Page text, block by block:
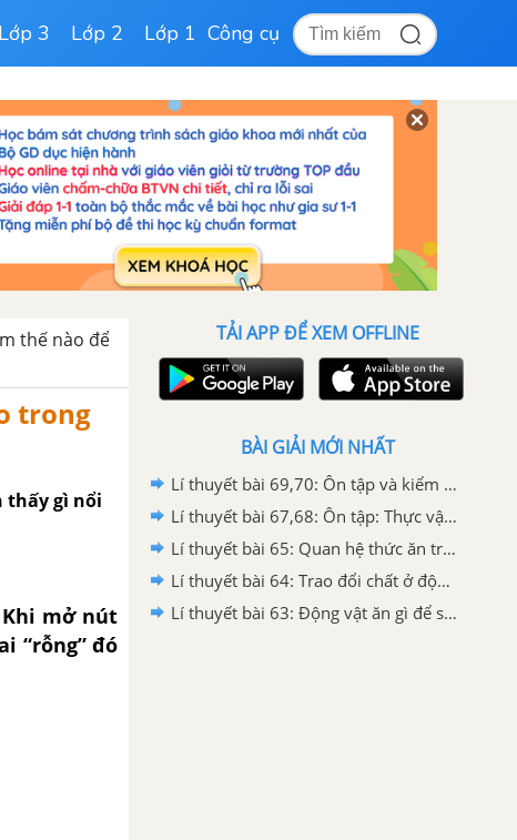
Lớp 3 Lớp 2 Lớp 1 Công cụ
thế nào để
trong
thấy gì nổi
mở nút
“rỗng” đó
TẢI APP ĐỂ XEM OFFLINE
BÀI GIẢI MỚI NHẤT
Lí thuyết bài 69,70: Ôn tập và kiểm tra cuối năm
Lí thuyết bài 67,68: Ôn tập: Thực vật và động vật
Lí thuyết bài 65: Quan hệ thức ăn trong tự nhiên
Lí thuyết bài 64: Trao đổi chất ở động vật
Lí thuyết bài 63: Động vật ăn gì để sống